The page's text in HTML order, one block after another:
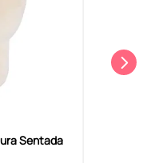
Sentada